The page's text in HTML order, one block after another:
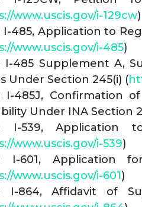
www.uscis.gov/i-129cw)
I-485, Application to
www.uscis.gov/i-485)
I-485 Supplement A,
Under Section 245(i) (
I-485J, Confirmation
Under INA Section
I-539, Application
www.uscis.gov/i-539)
I-601, Application
www.uscis.gov/i-601)
I-864, Affidavit of